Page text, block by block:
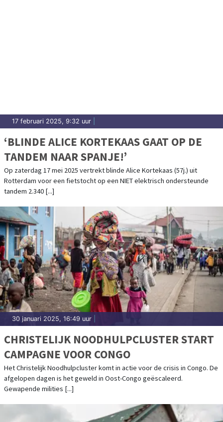
17 februari 2025, 9:32 uur
‘BLINDE ALICE KORTEKAAS GAAT OP DE
TANDEM NAAR SPANJE!’
Op zaterdag 17 mei 2025 vertrekt blinde Alice Kortekaas (57j.) uit
Rotterdam voor een fietstocht op een NIET elektrisch ondersteunde
tandem 2.340 [...]
30 januari 2025, 16:49 uur
CHRISTELIJK NOODHULPCLUSTER START
CAMPAGNE VOOR CONGO
Het Christelijk Noodhulpcluster komt in actie voor de crisis in Congo. De
afgelopen dagen is het geweld in Oost-Congo geëscaleerd.
Gewapende milities [...]